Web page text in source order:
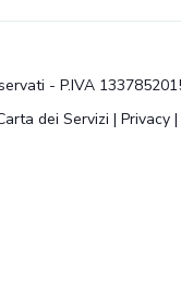
- P.IVA
dei Servizi | Privacy |